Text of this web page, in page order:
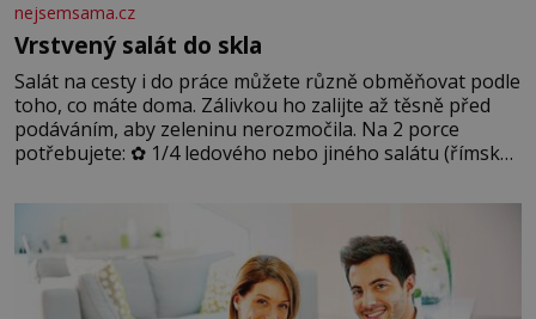
nejsemsama.cz
Vrstvený salát do skla
Salát na cesty i do práce můžete různě obměňovat podle
toho, co máte doma. Zálivkou ho zalijte až těsně před
podáváním, aby zeleninu nerozmočila. Na 2 porce
potřebujete: ✿ 1/4 ledového nebo jiného salátu (římský
okurky ✿ 2 rajčata Zálivka: ✿ 4 lžíce olivového oleje ✿ 1
lžíci citronové šťávy ✿ ½ stroužku